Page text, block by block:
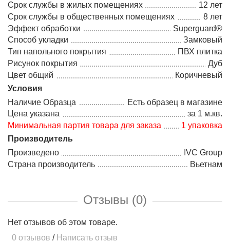
Срок службы в жилых помещениях
12 лет
Срок службы в общественных помещениях
8 лет
Эффект обработки
Superguard®
Способ укладки
Замковый
Тип напольного покрытия
ПВХ плитка
Рисунок покрытия
Дуб
Цвет общий
Коричневый
Условия
Наличие Образца
Есть образец в магазине
Цена указана
за 1 м.кв.
Минимальная партия товара для заказа
1 упаковка
Производитель
Произведено
IVC Group
Страна производитель
Вьетнам
Отзывы (0)
Нет отзывов об этом товаре.
0 отзывов / Написать отзыв